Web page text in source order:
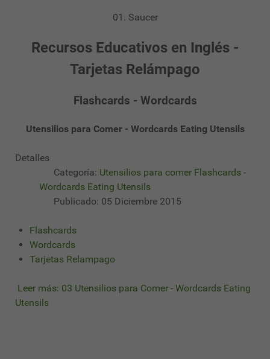
01. Saucer
Recursos Educativos en Inglés -
Tarjetas Relámpago
Flashcards - Wordcards
Utensilios para Comer - Wordcards Eating Utensils
Detalles
Categoría: Utensilios para comer Flashcards -
Wordcards Eating Utensils
Publicado: 05 Diciembre 2015
Flashcards
Wordcards
Tarjetas Relampago
Leer más: 03 Utensilios para Comer - Wordcards Eating
Utensils